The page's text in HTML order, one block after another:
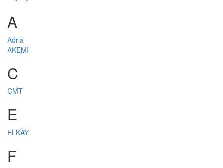
A
Adria
AKEMI
C
CMT
E
ELKAY
F